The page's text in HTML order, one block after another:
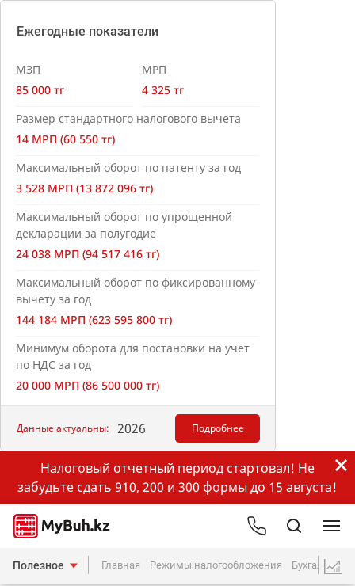
Ежегодные показатели
МЗП
85 000 тг
МРП
4 325 тг
Размер стандартного налогового вычета
14 МРП (60 550 тг)
Максимальный оборот по патенту за год
3 528 МРП (13 872 096 тг)
Максимальный оборот по упрощенной
декларации за полугодие
24 038 МРП (94 517 416 тг)
Максимальный оборот по фиксированному
вычету за год
144 184 МРП (623 595 800 тг)
Минимум оборота для постановки на учет
по НДС за год
20 000 МРП (86 500 000 тг)
Данные актуальны: 2026 Подробнее
Налоговый отчетный период стартовал! Не
забудьте сдать 910, 200 и 300 формы до 15 августа!
Полезное Главная Режимы налогообложения Бухгалтерия